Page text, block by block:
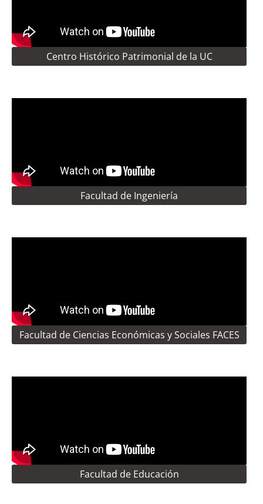
Centro Histórico Patrimonial de la UC
Facultad de Ingeniería
Facultad de Ciencias Económicas y Sociales FACES
Facultad de Educación